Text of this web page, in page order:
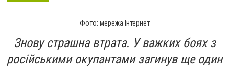
Фото: мережа Інтернет
Знову страшна втрата. У важких боях з
російськими окупантами загинув ще один